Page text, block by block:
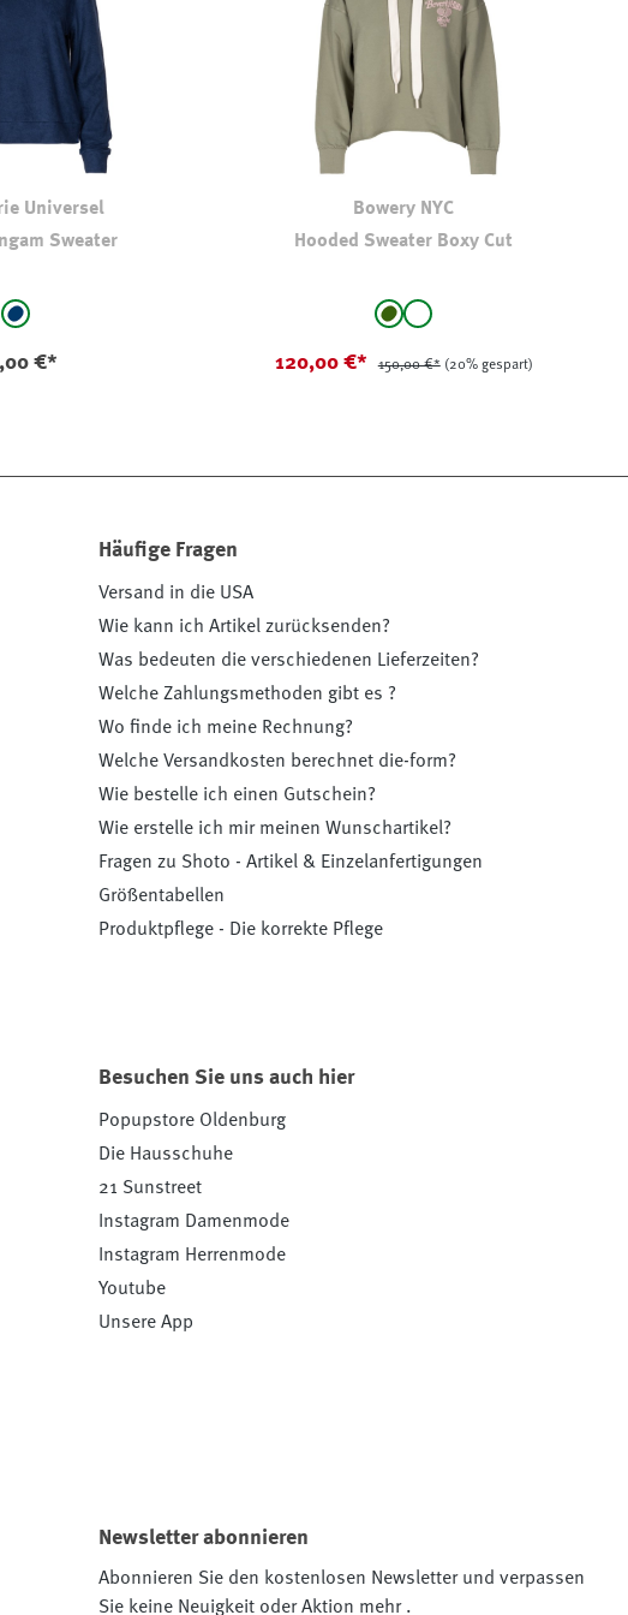
Universel
Sweater
marine
€*
Bowery NYC
Hooded Sweater Boxy Cut
auswählen
hell oliv-kaki
(Diese Option ist zurzeit nicht
weiß
120,00 €* 150,00 €* (20% gespart)
Häufige Fragen
Versand in die USA
Wie kann ich Artikel zurücksenden?
Was bedeuten die verschiedenen Lieferzeiten?
Welche Zahlungsmethoden gibt es ?
Wo finde ich meine Rechnung?
Welche Versandkosten berechnet die-form?
Wie bestelle ich einen Gutschein?
Wie erstelle ich mir meinen Wunschartikel?
Fragen zu Shoto - Artikel & Einzelanfertigungen
Größentabellen
Produktpflege - Die korrekte Pflege
Besuchen Sie uns auch hier
Popupstore Oldenburg
Die Hausschuhe
21 Sunstreet
Instagram Damenmode
Instagram Herrenmode
Youtube
Unsere App
Newsletter abonnieren
Abonnieren Sie den kostenlosen Newsletter und verpassen
Sie keine Neuigkeit oder Aktion mehr .